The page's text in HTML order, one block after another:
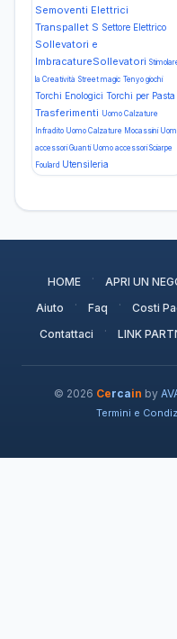
Semoventi Elettrici
Transpallet S Settore Elettrico
Sollevatori e
ImbracatureSollevatori
la Creatività Street magic Tenyo giochi
Torchi Enologici Torchi per Pasta
Trasferimenti Uomo Calzature
Infradito Uomo Calzature Mocassini
accessori Guanti Uomo accessori Sciarpe
Foulard Utensileria
HOME · APRI UN
Aiuto · Faq · Costi
Contattaci · LINK
© 2026 Cercain by
Termini e